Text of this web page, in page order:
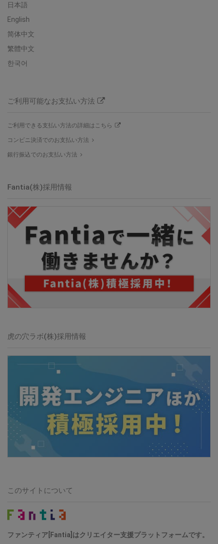
日本語
English
简体中文
繁體中文
한국어
ご利用可能なお支払い方法
ご利用できる支払い方法の詳細はこちら
コンビニ決済でのお支払い方法
銀行振込でのお支払い方法
Fantia(株)採用情報
虎の穴ラボ(株)採用情報
このサイトについて
ファンティア[Fantia]はクリエイター支援プラットフォームです。